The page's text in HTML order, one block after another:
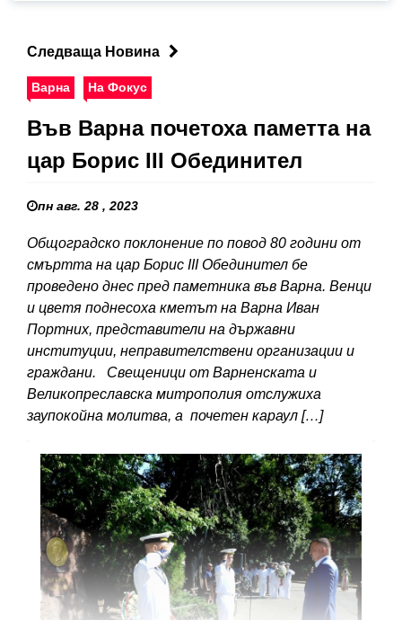
Следваща Новина
Варна На Фокус
Във Варна почетоха паметта на
цар Борис III Обединител
пн авг. 28 , 2023
Общоградско поклонение по повод 80 години от
смъртта на цар Борис III Обединител бе
проведено днес пред паметника във Варна. Венци
и цветя поднесоха кметът на Варна Иван
Портних, представители на държавни
институции, неправителствени организации и
граждани. Свещеници от Варненската и
Великопреславска митрополия отслужиха
заупокойна молитва, а почетен караул […]